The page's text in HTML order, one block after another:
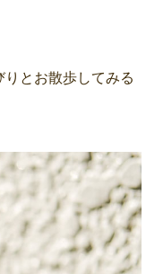
とお散歩してみる